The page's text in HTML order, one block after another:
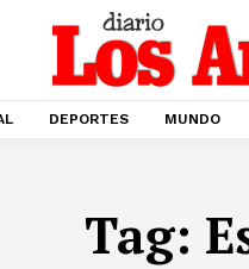
DEPORTES MUNDO
Tag: